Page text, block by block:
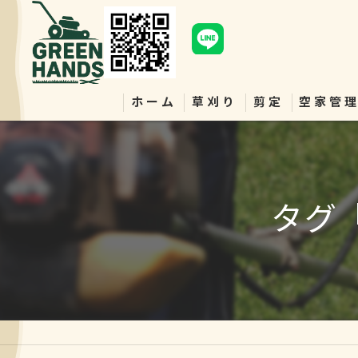
ホーム 草刈り 剪定 空家管
タグ